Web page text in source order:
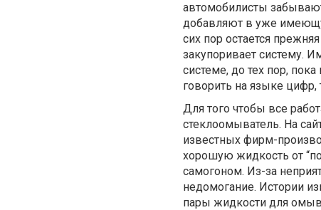
автомобилисты
добавляют в уже
сих пор остается
закупоривает систему.
системе, до тех пор,
говорить на языке цифр,
Для того чтобы все
стеклоомыватель. На
известных фирм-
хорошую жидкость от
самогоном. Из-за
недомогание. Истории
пары жидкости для